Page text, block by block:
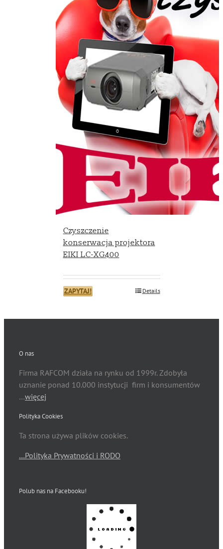
Czyszczenie
konserwacja projektora
EIKI LC-XG400
ZAPYTAJ! Details
O nas
Firma RAFCOM działa na rynku od 1999r. Zdobyła
uznanie ponad 10.000 instytucji firm i konsumentów
…więcej
Polityka Cookies
Ta strona używa plików cookies.
…Polityka Prywatności i RODO
Polub nas na Facebooku!